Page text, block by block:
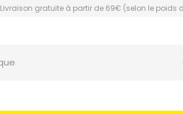
Livraison gratuite à partir de 69€ (selon le poids